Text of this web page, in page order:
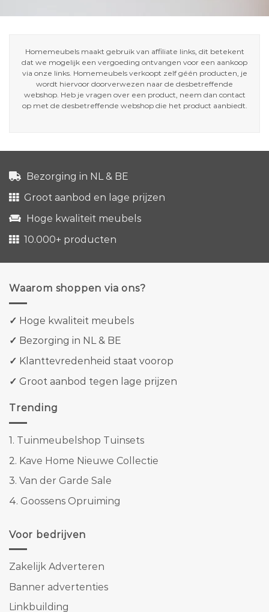
Homemeubels maakt gebruik van affiliate links, dit betekent
dat we mogelijk een vergoeding ontvangen voor een aankoop
via onze links. Homemeubels verkoopt zelf géén producten, je
wordt hiervoor doorverwezen naar de desbetreffende
webshop. Heb je vragen over een product, neem dan contact
op met de desbetreffende webshop die het product aanbiedt.
Bezorging in NL & BE
Groot aanbod en lage prijzen
Hoge kwaliteit meubels
10.000+ producten
Waarom shoppen via ons?
✓ Hoge kwaliteit meubels
✓ Bezorging in NL & BE
✓ Klanttevredenheid staat voorop
✓ Groot aanbod tegen lage prijzen
Trending
1. Tuinmeubelshop Tuinsets
2. Kave Home Nieuwe Collectie
3. Van der Garde Sale
4. Goossens Opruiming
Voor bedrijven
Zakelijk Adverteren
Banner advertenties
Linkbuilding